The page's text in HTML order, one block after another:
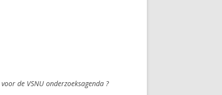
de VSNU onderzoeksagenda ?